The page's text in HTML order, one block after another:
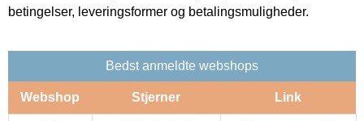
betingelser, leveringsformer og betalingsmuligheder.
Bedst anmeldte webshops
Webshop Stjerner Link